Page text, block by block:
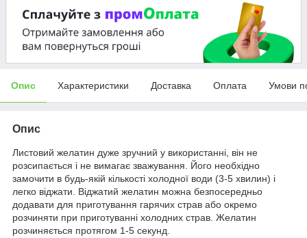
Опис Характеристики Доставка Оплата Умови
Опис
Листовий желатин дуже зручний у використанні, він не
розсипається і не вимагає зважування. Його необхідно
замочити в будь-якій кількості холодної води (3-5 хвилин) і
легко віджати. Віджатий желатин можна безпосередньо
додавати для приготування гарячих страв або окремо
розчиняти при приготуванні холодних страв. Желатин
розчиняється протягом 1-5 секунд.